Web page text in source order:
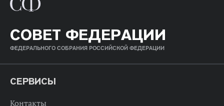
СОВЕТ ФЕДЕРАЦИИ
ФЕДЕРАЛЬНОГО СОБРАНИЯ РОССИЙСКОЙ ФЕДЕРАЦИИ
СЕРВИСЫ
Контакты